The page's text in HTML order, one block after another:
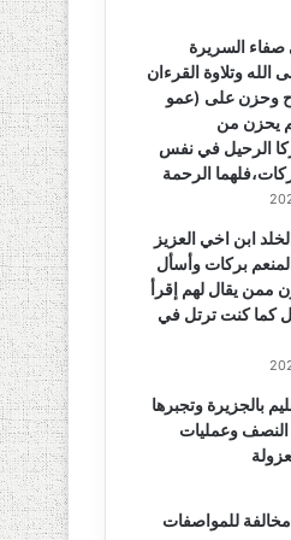
السريرة
الله وتلاوة القرءان
وحزن على (عمو
يحزن من
الرحيل في نفس
الرحمة
ابن اخي العزيز
بركات وأسأل
ممن يقال لهم إقرأ
كما كنت ترتل في
بالجزيرة وتجبرها
وعمليات
للمواصفات